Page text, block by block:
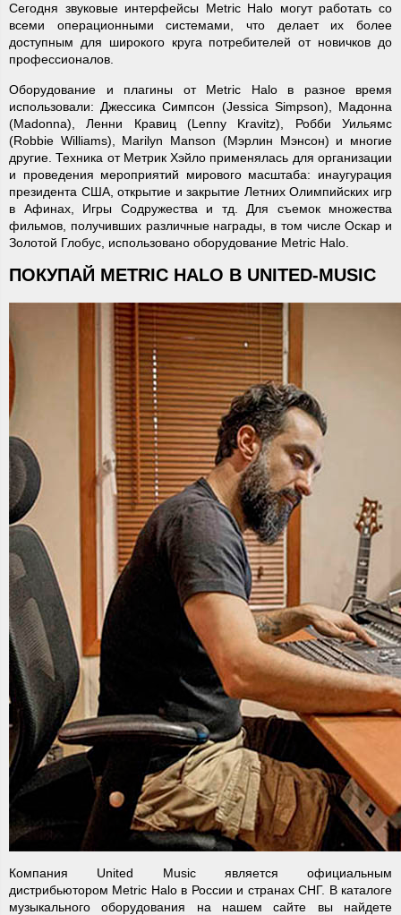
Сегодня звуковые интерфейсы Metric Halo могут работать со
всеми операционными системами, что делает их более
доступным для широкого круга потребителей от новичков до
профессионалов.
Оборудование и плагины от Metric Halo в разное время
использовали: Джессика Симпсон (Jessica Simpson), Мадонна
(Madonna), Ленни Кравиц (Lenny Kravitz), Робби Уильямс
(Robbie Williams), Marilyn Manson (Мэрлин Мэнсон) и многие
другие. Техника от Метрик Хэйло применялась для организации
и проведения мероприятий мирового масштаба: инаугурация
президента США, открытие и закрытие Летних Олимпийских игр
в Афинах, Игры Содружества и тд. Для съемок множества
фильмов, получивших различные награды, в том числе Оскар и
Золотой Глобус, использовано оборудование Metric Halo.
ПОКУПАЙ METRIC HALO В UNITED-MUSIC
Компания United Music является официальным
дистрибьютором Metric Halo в России и странах СНГ. В каталоге
музыкального оборудования на нашем сайте вы найдете